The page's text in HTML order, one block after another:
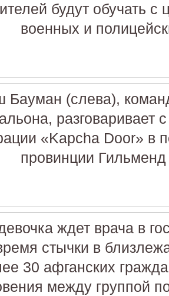
будут обучать
военных и
(слева),
«Kapcha Door» в
провинции
ждет врача в
стычки в
30 афганских
между группой